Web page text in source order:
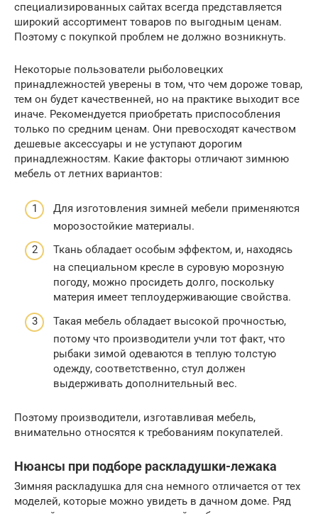
специализированных сайтах всегда представляется
широкий ассортимент товаров по выгодным ценам.
Поэтому с покупкой проблем не должно возникнуть.
Некоторые пользователи рыболовецких
принадлежностей уверены в том, что чем дороже товар,
тем он будет качественней, но на практике выходит все
иначе. Рекомендуется приобретать приспособления
только по средним ценам. Они превосходят качеством
дешевые аксессуары и не уступают дорогим
принадлежностям. Какие факторы отличают зимнюю
мебель от летних вариантов:
Для изготовления зимней мебели применяются
морозостойкие материалы.
Ткань обладает особым эффектом, и, находясь
на специальном кресле в суровую морозную
погоду, можно просидеть долго, поскольку
материя имеет теплоудерживающие свойства.
Такая мебель обладает высокой прочностью,
потому что производители учли тот факт, что
рыбаки зимой одеваются в теплую толстую
одежду, соответственно, стул должен
выдерживать дополнительный вес.
Поэтому производители, изготавливая мебель,
внимательно относятся к требованиям покупателей.
Нюансы при подборе раскладушки-лежака
Зимняя раскладушка для сна немного отличается от тех
моделей, которые можно увидеть в дачном доме. Ряд